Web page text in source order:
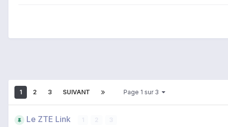
1 2 3 SUIVANT Page 1 sur 3
Le ZTE Link